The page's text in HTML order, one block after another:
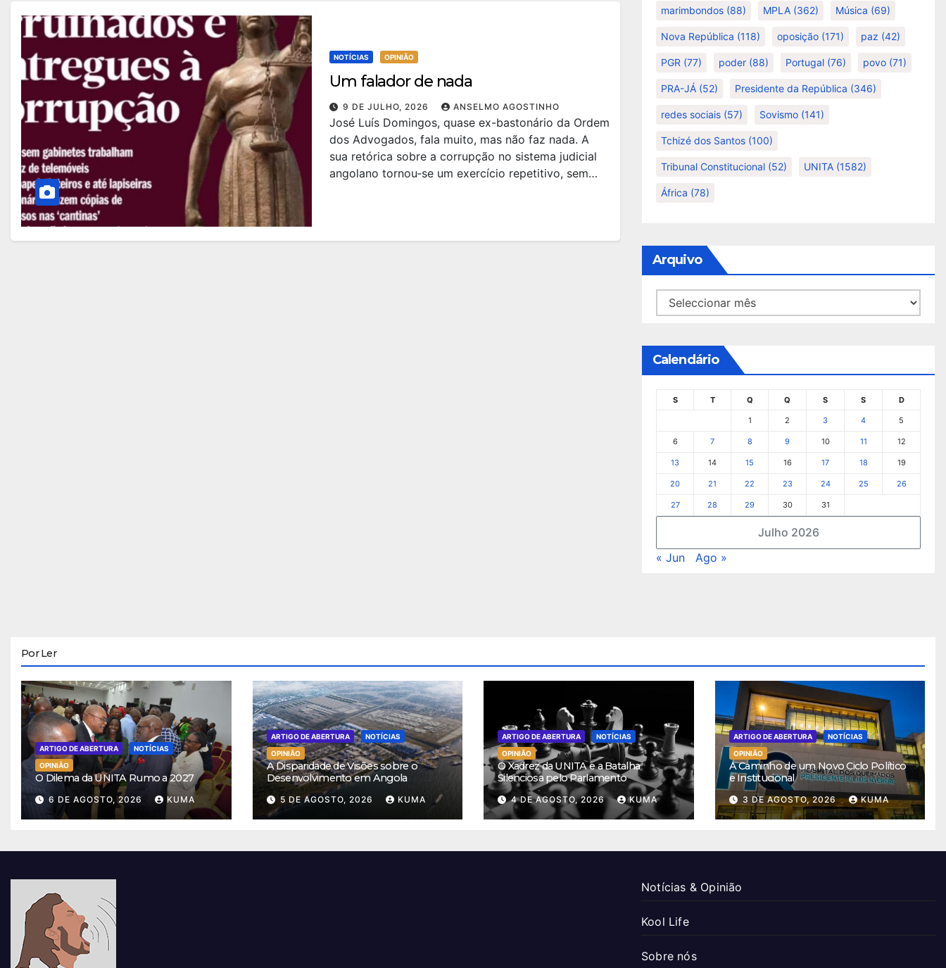
NOTÍCIAS OPINIÃO
Um falador de nada
9 DE JULHO, 2026 ANSELMO AGOSTINHO
José Luís Domingos, quase ex-bastonário da Ordem
dos Advogados, fala muito, mas não faz nada. A
sua retórica sobre a corrupção no sistema judicial
angolano tornou‑se um exercício repetitivo, sem…
marimbondos (88) MPLA (362) Música (69)
Nova República (118) oposição (171) paz (42)
PGR (77) poder (88) Portugal (76) povo (71)
PRA-JÁ (52) Presidente da República (346)
redes sociais (57) Sovismo (141)
Tchizé dos Santos (100)
Tribunal Constitucional (52) UNITA (1582)
África (78)
Arquivo
Arquivo
Calendário
Julho 2026
S T Q Q S S D
1 2 3 4 5
6 7 8 9 10 11 12
13 14 15 16 17 18 19
20 21 22 23 24 25 26
27 28 29 30 31
« Jun Ago »
Por Ler
ARTIGO DE ABERTURA
NOTÍCIAS
OPINIÃO
O Dilema da UNITA Rumo a 2027
6 DE AGOSTO, 2026 KUMA
ARTIGO DE ABERTURA
NOTÍCIAS
OPINIÃO
A Disparidade de Visões sobre o
Desenvolvimento em Angola
5 DE AGOSTO, 2026 KUMA
ARTIGO DE ABERTURA
NOTÍCIAS
OPINIÃO
O Xadrez da UNITA e a Batalha
Silenciosa pelo Parlamento
4 DE AGOSTO, 2026 KUMA
ARTIGO DE ABERTURA
NOTÍCIAS
OPINIÃO
A Caminho de um Novo Ciclo Político
e Institucional
3 DE AGOSTO, 2026 KUMA
Notícias & Opinião
Kool Life
Sobre nós